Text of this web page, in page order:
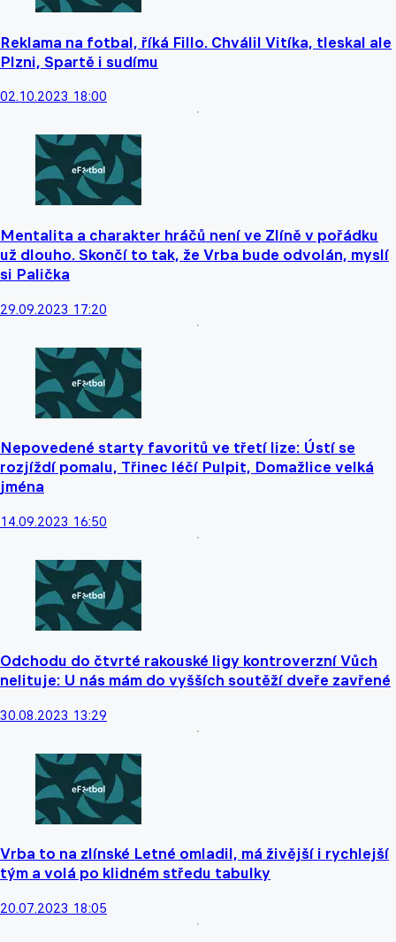
Reklama na fotbal, říká Fillo. Chválil Vitíka, tleskal ale
Plzni, Spartě i sudímu
02.10.2023 18:00
Mentalita a charakter hráčů není ve Zlíně v pořádku
už dlouho. Skončí to tak, že Vrba bude odvolán, myslí
si Palička
29.09.2023 17:20
Nepovedené starty favoritů ve třetí lize: Ústí se
rozjíždí pomalu, Třinec léčí Pulpit, Domažlice velká
jména
14.09.2023 16:50
Odchodu do čtvrté rakouské ligy kontroverzní Vůch
nelituje: U nás mám do vyšších soutěží dveře zavřené
30.08.2023 13:29
Vrba to na zlínské Letné omladil, má živější i rychlejší
tým a volá po klidném středu tabulky
20.07.2023 18:05